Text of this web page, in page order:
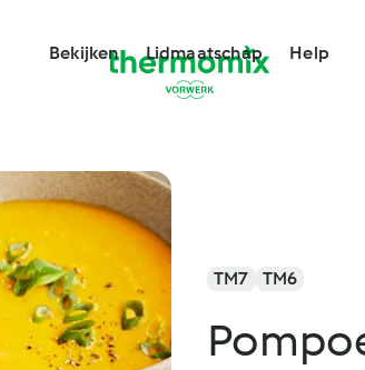
Bekijken Lidmaatschap Help
TM7 TM6